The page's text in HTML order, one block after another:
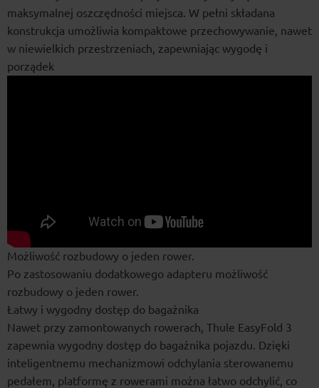
maksymalnej oszczędności miejsca. W pełni składana
konstrukcja umożliwia kompaktowe przechowywanie, nawet
w niewielkich przestrzeniach, zapewniając wygodę i
porządek
Możliwość rozbudowy o jeden rower.
Po zastosowaniu dodatkowego adapteru możliwość
rozbudowy o jeden rower.
Łatwy i wygodny dostęp do bagażnika
Nawet przy zamontowanych rowerach, Thule EasyFold 3
zapewnia wygodny dostęp do bagażnika pojazdu. Dzięki
inteligentnemu mechanizmowi odchylania sterowanemu
pedałem, platformę z rowerami można łatwo odchylić, co